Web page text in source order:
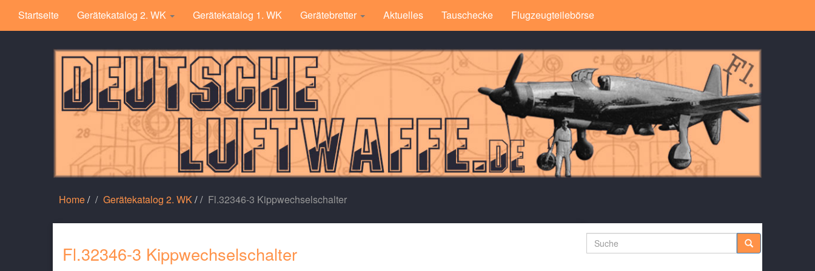
Startseite Gerätekatalog 2. WK Gerätekatalog 1. WK Gerätebretter Aktuelles Tauschecke Flugzeugteilebörse
Home/ Gerätekatalog 2. WK / Fl.32346-3 Kippwechselschalter
Fl.32346-3 Kippwechselschalter
Suche